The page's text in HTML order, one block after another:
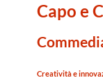
Capo e
Creatività e